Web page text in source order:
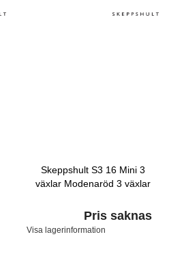
Skeppshult S3 16 Mini 3
växlar Modenaröd 3 växlar
Pris saknas
Visa lagerinformation